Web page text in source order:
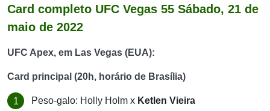
Card completo UFC Vegas 55 Sábado, 21 de
maio de 2022
UFC Apex, em Las Vegas (EUA):
Card principal (20h, horário de Brasília)
Peso-galo: Holly Holm x Ketlen Vieira